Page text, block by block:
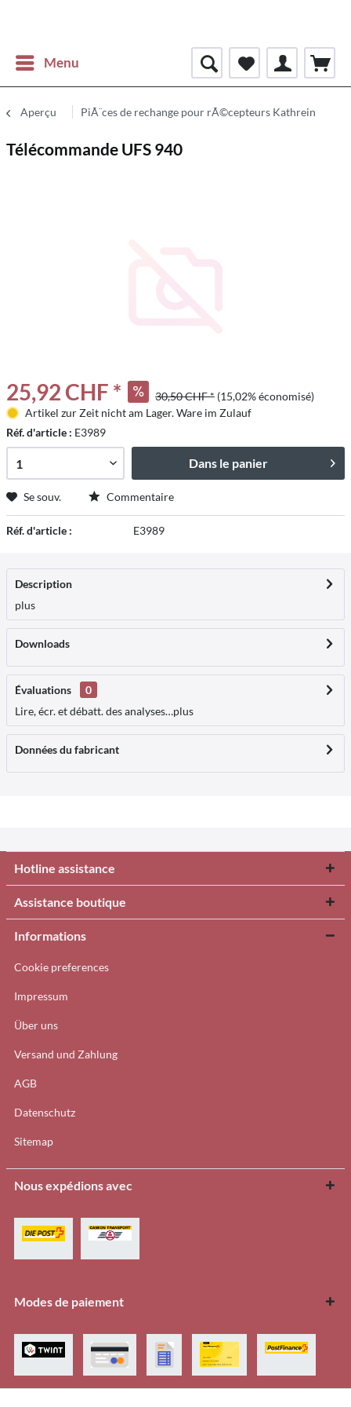
Menu
Aperçu PiÃ¨ces de rechange pour rÃ©cepteurs Kathrein
Télécommande UFS 940
25,92 CHF * 30,50 CHF * (15,02% économisé)
Artikel zur Zeit nicht am Lager. Ware im Zulauf
Réf. d'article : E3989
Dans le panier
Se souv. Commentaire
Réf. d'article : E3989
Description
plus
Downloads
Évaluations
0
Lire, écr. et débatt. des analyses…plus
Données du fabricant
Hotline assistance
Assistance boutique
Informations
Cookie preferences
Impressum
Über uns
Versand und Zahlung
AGB
Datenschutz
Sitemap
Nous expédions avec
Modes de paiement